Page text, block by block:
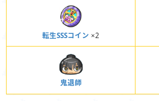
転生SSSコイン ×2
鬼退師